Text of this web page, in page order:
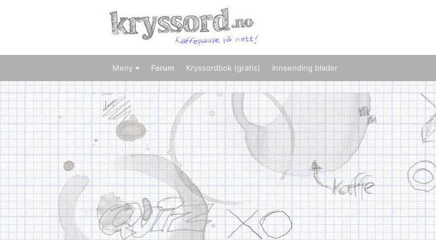
Meny Forum Kryssordbok (gratis) Innsending blader